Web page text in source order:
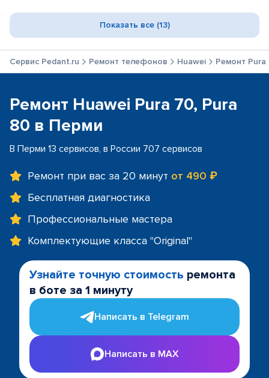
Показать все (13)
Сервис Pedant.ru Ремонт телефонов Huawei Ремонт
Ремонт Huawei Pura 70, Pura
80 в Перми
В Перми 13 сервисов, в России 707 сервисов
Ремонт при вас за 20 минут от 490 ₽
Бесплатная диагностика
Профессиональные мастера
Комплектующие класса "Original"
Узнайте точную стоимость ремонта
в боте за 1 минуту
Написать в Telegram
Написать в MAX